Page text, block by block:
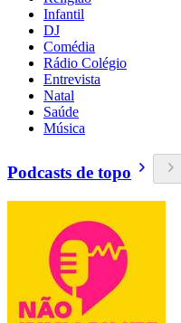
Infantil
DJ
Comédia
Rádio Colégio
Entrevista
Natal
Saúde
Música
Podcasts de topo